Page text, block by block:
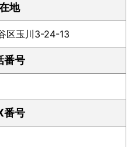
地
区玉川3-24-13
番号
番号